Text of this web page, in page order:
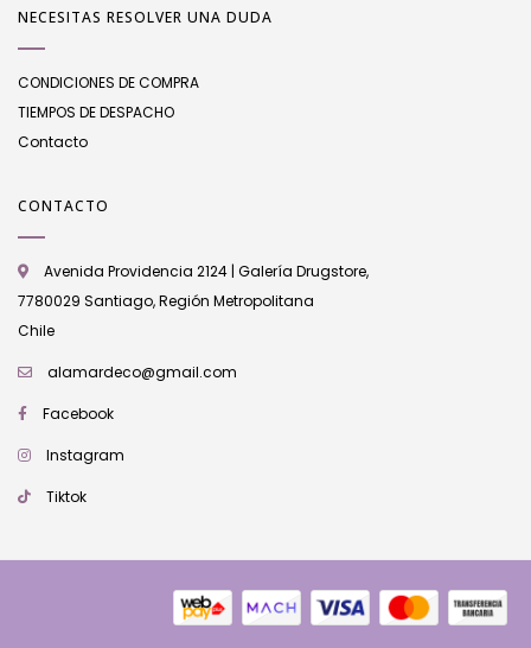
NECESITAS RESOLVER UNA DUDA
CONDICIONES DE COMPRA
TIEMPOS DE DESPACHO
Contacto
CONTACTO
Avenida Providencia 2124 | Galería Drugstore,
7780029 Santiago, Región Metropolitana
Chile
alamardeco@gmail.com
Facebook
Instagram
Tiktok